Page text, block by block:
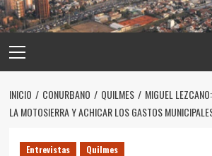
principal
INICIO CONURBANO QUILMES
MIGUEL
LA MOTOSIERRA Y ACHICAR LOS GASTOS
Entrevistas Quilmes